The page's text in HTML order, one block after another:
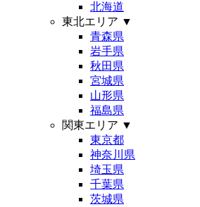
北海道
東北エリア ▼
青森県
岩手県
秋田県
宮城県
山形県
福島県
関東エリア ▼
東京都
神奈川県
埼玉県
千葉県
茨城県